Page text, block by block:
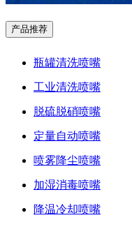
产品推荐
瓶罐清洗喷嘴
工业清洗喷嘴
脱硫脱硝喷嘴
定量自动喷嘴
喷雾降尘喷嘴
加湿消毒喷嘴
降温冷却喷嘴